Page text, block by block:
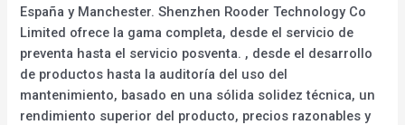
España y Manchester. Shenzhen Rooder Technology Co
Limited ofrece la gama completa, desde el servicio de
preventa hasta el servicio posventa. , desde el desarrollo
de productos hasta la auditoría del uso del
mantenimiento, basado en una sólida solidez técnica, un
rendimiento superior del producto, precios razonables y